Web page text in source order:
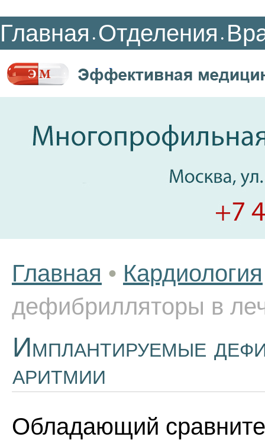
Главная • Отделения •
Главная • Кардиология
дефибрилляторы в
Имплантируемые
аритмии
Обладающий